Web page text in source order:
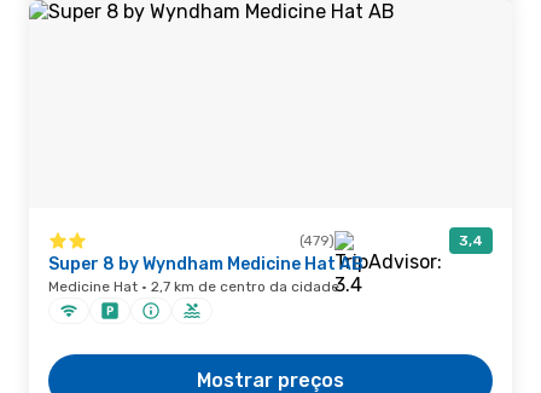
(479) 3,4
Super 8 by Wyndham Medicine Hat AB
Medicine Hat · 2,7 km de centro da cidade
Mostrar preços